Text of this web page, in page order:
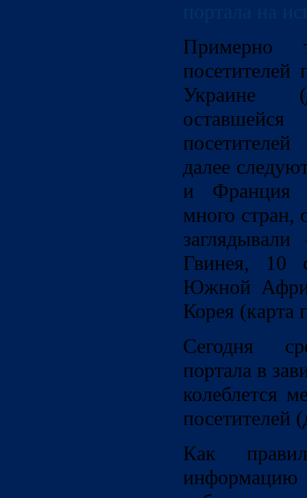
Примерно
Украине
далее
и Франция
много стран,
Гвинея, 10
Южной
Корея (карта
Сегодня
портала в
колеблется
посетителей
Как